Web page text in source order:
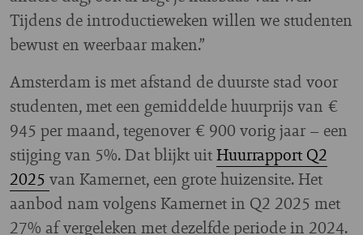
Tijdens de introductieweken willen we studenten
bewust en weerbaar maken.”
Amsterdam is met afstand de duurste stad voor
studenten, met een gemiddelde huurprijs van €
945 per maand, tegenover € 900 vorig jaar – een
stijging van 5%. Dat blijkt uitHuurrapport Q2
2025 van Kamernet, een grote huizensite. Het
aanbod nam volgens Kamernet in Q2 2025 met
27% af vergeleken met dezelfde periode in 2024.